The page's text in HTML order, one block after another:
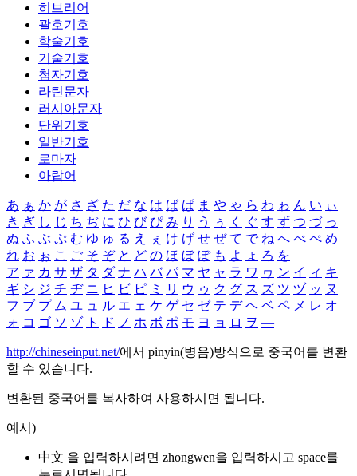
히브리어
괄호기호
학술기호
기술기호
첨자기호
라틴문자
러시아문자
단위기호
일반기호
로마자
아랍어
あ ぁ か が さ ざ た だ な は ば ぱ ま や ゃ ら わ ゎ ん い ぃ
き ぎ し じ ち ぢ に ひ び ぴ み り う ぅ く ぐ す ず つ づ っ
ぬ ふ ぶ ぷ む ゆ ゅ る え ぇ け げ せ ぜ て で ね へ べ ぺ め
れ お ぉ こ ご そ ぞ と ど の ほ ぼ ぽ も よ ょ ろ を
ア ァ カ サ ザ タ ダ ナ ハ バ パ マ ヤ ャ ラ ワ ヮ ン イ ィ キ
ギ シ ジ チ ヂ ニ ヒ ビ ピ ミ リ ウ ゥ ク グ ス ズ ツ ヅ ッ ヌ
フ ブ プ ム ユ ュ ル エ ェ ケ ゲ セ ゼ テ デ ヘ ベ ペ メ レ オ
ォ コ ゴ ソ ゾ ト ド ノ ホ ボ ポ モ ヨ ョ ロ ヲ ―
http://chineseinput.net/에서 pinyin(병음)방식으로 중국어를 변환
할 수 있습니다.
변환된 중국어를 복사하여 사용하시면 됩니다.
예시)
中文 을 입력하시려면 zhongwen을 입력하시고 space를